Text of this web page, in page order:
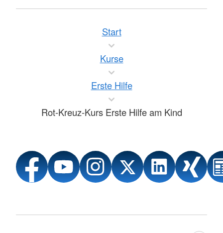
Start
Kurse
Erste Hilfe
Rot-Kreuz-Kurs Erste Hilfe am Kind